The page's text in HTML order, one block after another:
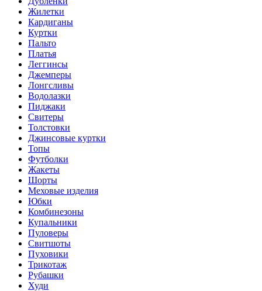
Жилетки
Кардиганы
Куртки
Пальто
Платья
Леггинсы
Джемперы
Лонгсливы
Водолазки
Пиджаки
Свитеры
Толстовки
Джинсовые куртки
Топы
Футболки
Жакеты
Шорты
Меховые изделия
Юбки
Комбинезоны
Купальники
Пуловеры
Свитшоты
Пуховики
Трикотаж
Рубашки
Худи